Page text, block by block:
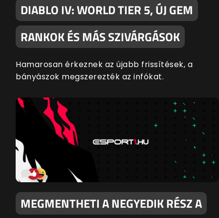
DIABLO IV: WORLD TIER 5, ÚJ GEM
RANKOK ÉS MÁS SZIVÁRGÁSOK
Hamarosan érkeznek az újabb frissítések, a
bányászok megszerezték az infókat.
MEGMENTHETI A NEGYEDIK RÉSZ A